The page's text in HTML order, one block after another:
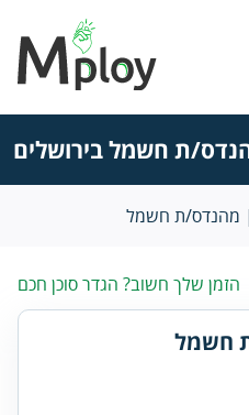
ת חשמל בירושלים
מהנדס/ת חשמל
הזמן שלך חשוב? הגדר סוכן חכם
חשמל